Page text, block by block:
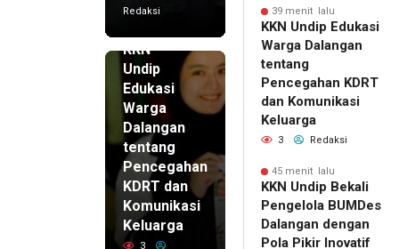
Redaksi
KKN
Undip
Edukasi
Warga
Dalangan
tentang
Pencegahan
KDRT dan
Komunikasi
Keluarga
3
39 menit lalu
KKN Undip Edukasi
Warga Dalangan
tentang
Pencegahan KDRT
dan Komunikasi
Keluarga
3 Redaksi
45 menit lalu
KKN Undip Bekali
Pengelola BUMDes
Dalangan dengan
Pola Pikir Inovatif